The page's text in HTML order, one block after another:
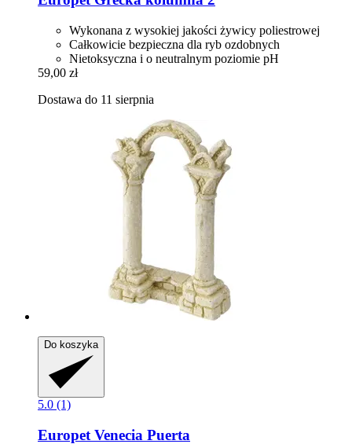
Wykonana z wysokiej jakości żywicy poliestrowej
Całkowicie bezpieczna dla ryb ozdobnych
Nietoksyczna i o neutralnym poziomie pH
59,00 zł
Dostawa do 11 sierpnia
Do koszyka
5.0 (1)
Europet Venecia Puerta